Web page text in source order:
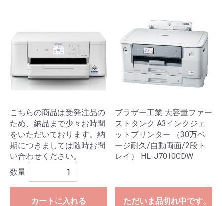
こちらの商品は受発注品の
ため、納品まで少々お時間
をいただいております。納
期につきましては随時お問
い合わせください。
数量
カートに入れる
ブラザー工業 大容量ファー
ストタンク A3インクジェ
ットプリンター （30万ペ
ージ耐久/自動両面/2段ト
レイ） HL-J7010CDW
ただいま品切れ中です。